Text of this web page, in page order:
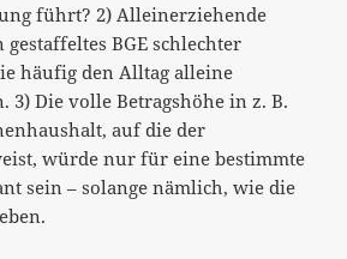
führt? 2) Alleinerziehende
BGE schlechter
häufig den Alltag alleine
3) Die volle Betragshöhe in z. B.
auf die der
würde nur für eine bestimmte
sein – solange nämlich, wie die